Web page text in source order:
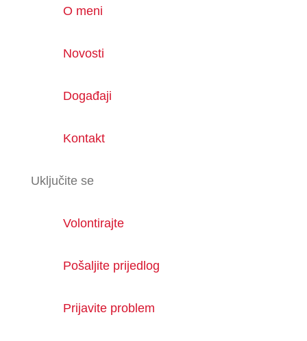
O meni
Novosti
Događaji
Kontakt
Uključite se
Volontirajte
Pošaljite prijedlog
Prijavite problem